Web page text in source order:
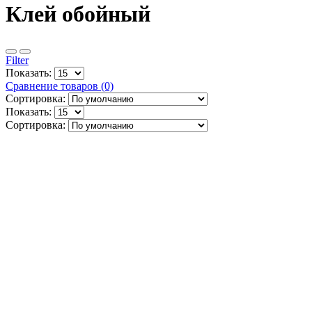
Клей обойный
Filter
Показать:
Сравнение товаров (0)
Сортировка:
Показать:
Сортировка: